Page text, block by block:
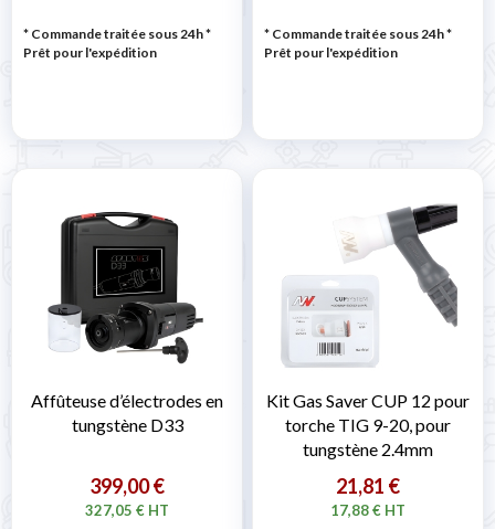
* Commande traitée sous 24h*
Prêt pour l'expédition
* Commande traitée sous 24h*
Prêt pour l'expédition
Affûteuse d’électrodes en
tungstène D33
399,00 €
327,05 € HT
Kit Gas Saver CUP 12 pour
torche TIG 9-20, pour
tungstène 2.4mm
21,81 €
17,88 € HT